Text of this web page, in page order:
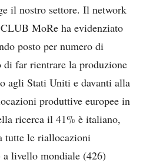
il nostro settore. Il network
MoRe ha evidenziato
posto per numero di
di far rientrare la produzione
agli Stati Uniti e davanti alla
produttive europee in
ricerca il 41% è italiano,
tutte le riallocazioni
a livello mondiale (426)